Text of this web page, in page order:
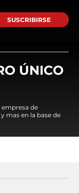
SUSCRIBIRSE
ÚNICO
empresa de
mas en la base de